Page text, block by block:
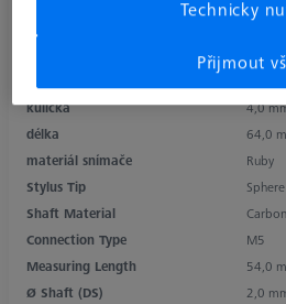
kulička
4,0
délka
64,0
materiál snímače
Ruby
Stylus Tip
Sphere
Shaft Material
Connection Type
M5
Measuring Length
54,0
Ø Shaft (DS)
2,0
Technicky
Přijmout